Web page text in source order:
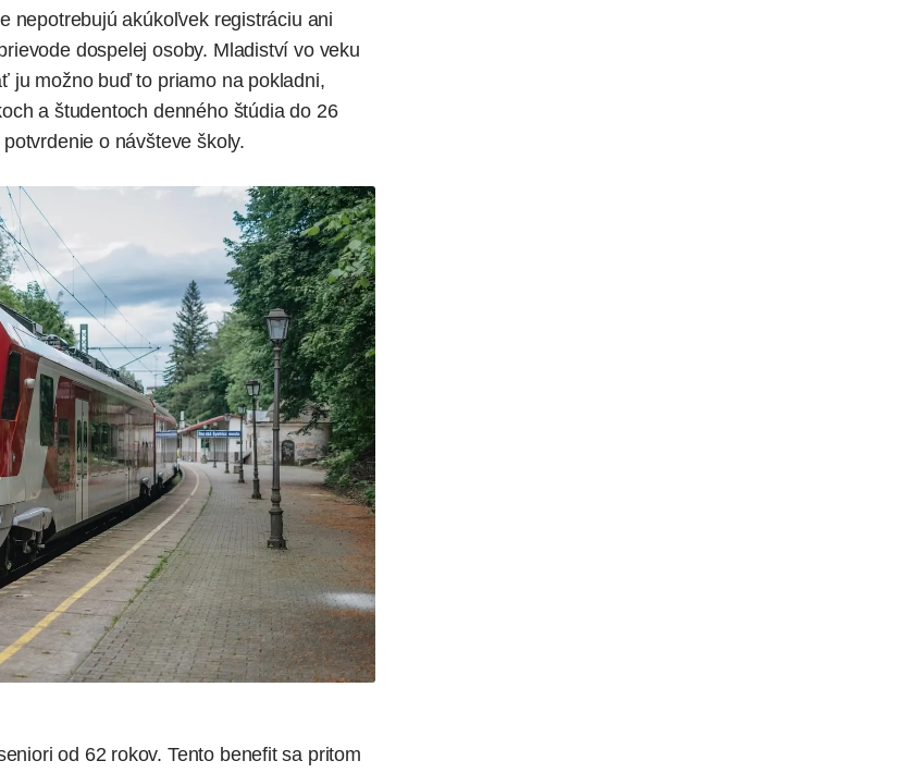
nepotrebujú akúkoľvek registráciu ani
dospelej osoby. Mladiství vo veku
ju možno buď to priamo na pokladni,
a študentoch denného štúdia do 26
o návšteve školy.
od 62 rokov. Tento benefit sa pritom